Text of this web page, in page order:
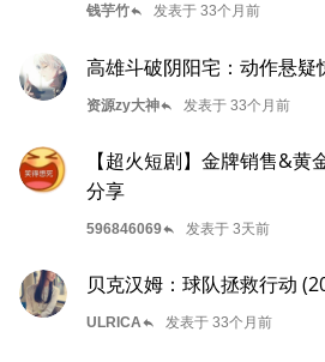
钱芋竹reply 发表于 33个月前
高雄斗破阴阳宅：动作悬疑
资源zy大神reply 发表于 33个月前
【超火短剧】金牌销售&
分享
596846069reply 发表于 3天前
贝克汉姆：球队拯救行动
ULRICAreply 发表于 33个月前